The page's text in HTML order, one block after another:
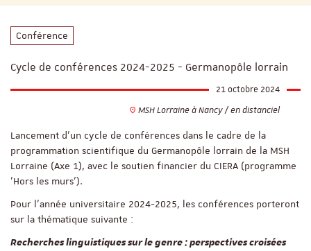
Conférence
Cycle de conférences 2024-2025 - Germanopôle lorrain
21 octobre 2024
MSH Lorraine à Nancy / en distanciel
Lancement d’un cycle de conférences dans le cadre de la
programmation scientifique du Germanopôle lorrain de la MSH
Lorraine (Axe 1), avec le soutien financier du CIERA (programme
'Hors les murs').
Pour l’année universitaire 2024-2025, les conférences porteront
sur la thématique suivante :
Recherches linguistiques sur le genre : perspectives croisées